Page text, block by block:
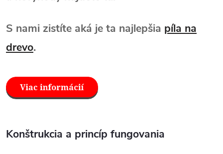
S nami zistíte aká je ta najlepšia píla na
drevo.
Konštrukcia a princíp fungovania